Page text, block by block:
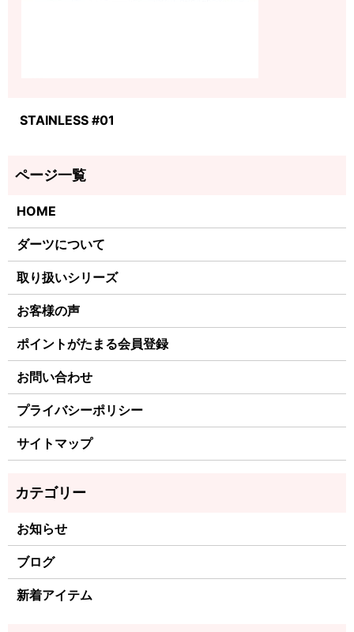
STAINLESS #01
HOME
ダーツについて
取り扱いシリーズ
お客様の声
ポイントがたまる会員登録
お問い合わせ
プライバシーポリシー
サイトマップ
お知らせ
ブログ
新着アイテム